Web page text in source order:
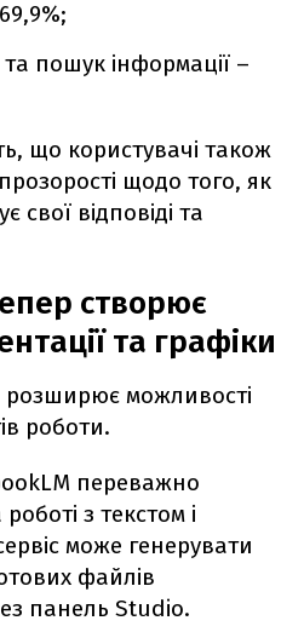
пошук інформації –
що користувачі також
щодо того, як
свої відповіді та
створює
та графіки
розширює можливості
роботи.
переважно
з текстом і
може генерувати
файлів
панель Studio.